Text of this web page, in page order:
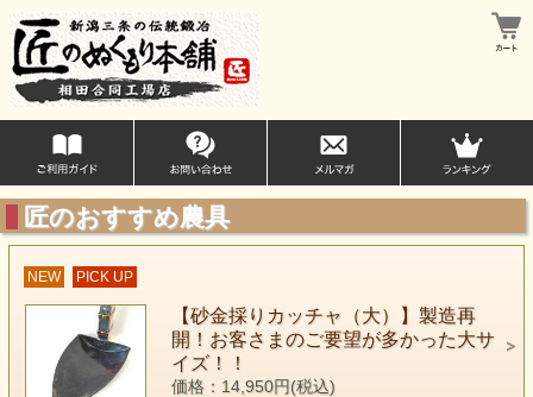
匠のおすすめ農具
NEW PICK UP
【砂金採りカッチャ（大）】製造再
開！お客さまのご要望が多かった大サ
イズ！！
価格：14,950円(税込)